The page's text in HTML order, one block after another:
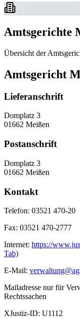
Amtsgerichte
Übersicht der
Amtsgericht
Lieferanschrift
Domplatz 3
01662 Meißen
Postanschrift
Domplatz 3
01662 Meißen
Kontakt
Telefon: 03521 470-20
Fax: 03521 470-2777
Internet: https://
Tab)
E-Mail:
Mailadresse nur für
Rechtssachen
XJustiz-ID: U1112